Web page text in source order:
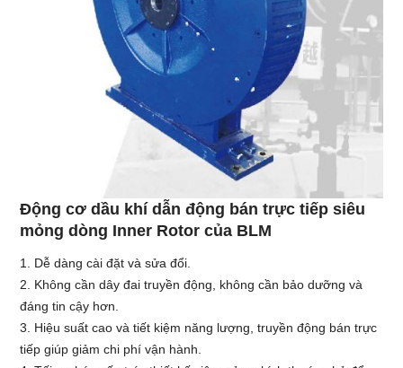
Động cơ dầu khí dẫn động bán trực tiếp siêu
mỏng dòng Inner Rotor của BLM
1. Dễ dàng cài đặt và sửa đổi.
2. Không cần dây đai truyền động, không cần bảo dưỡng và
đáng tin cậy hơn.
3. Hiệu suất cao và tiết kiệm năng lượng, truyền động bán trực
tiếp giúp giảm chi phí vận hành.